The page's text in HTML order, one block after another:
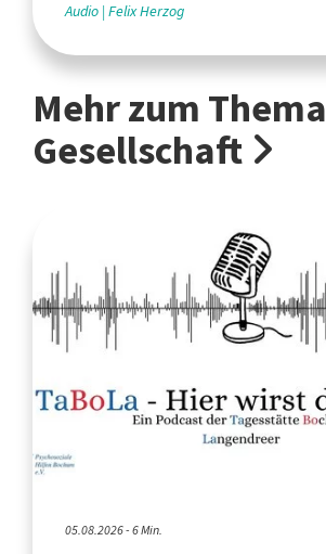
Audio Felix Herzog
Mehr zum Thema
Gesellschaft
05.08.2026 - 6 Min.